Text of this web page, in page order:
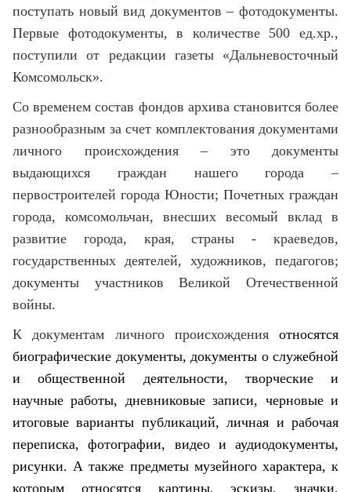
поступать новый вид документов – фотодокументы.
Первые фотодокументы, в количестве 500 ед.хр.,
поступили от редакции газеты «Дальневосточный
Комсомольск».
Со временем состав фондов архива становится более
разнообразным за счет комплектования документами
личного происхождения – это документы
выдающихся граждан нашего города –
первостроителей города Юности; Почетных граждан
города, комсомольчан, внесших весомый вклад в
развитие города, края, страны - краеведов,
государственных деятелей, художников, педагогов;
документы участников Великой Отечественной
войны.
К документам личного происхожденияотносятся
биографические документы, документы о служебной
и общественной деятельности, творческие и
научные работы, дневниковые записи, черновые и
итоговые варианты публикаций, личная и рабочая
переписка, фотографии, видео и аудиодокументы,
рисунки. А также предметы музейного характера, к
которым относятся картины, эскизы, значки,